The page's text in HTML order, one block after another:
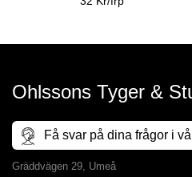
Ohlssons Tyger &
Få svar på dina frågor i
Gräddvägen 29, Umeå